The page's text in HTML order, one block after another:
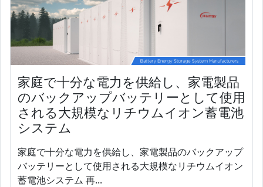
家庭で十分な電力を供給し、家電製品
のバックアップバッテリーとして使用
される大規模なリチウムイオン蓄電池
システム
家庭で十分な電力を供給し、家電製品のバックアップ
バッテリーとして使用される大規模なリチウムイオン
蓄電池システム 再...